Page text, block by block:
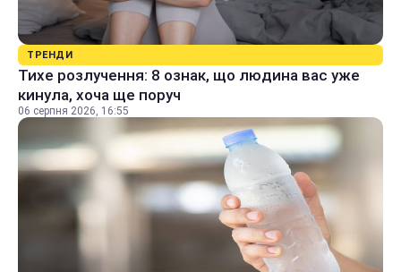
ТРЕНДИ
Тихе розлучення: 8 ознак, що людина вас уже
кинула, хоча ще поруч
06 серпня 2026, 16:55